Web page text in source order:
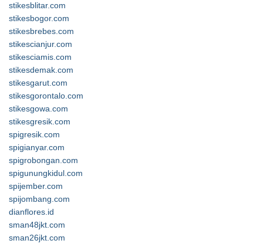
stikesblitar.com
stikesbogor.com
stikesbrebes.com
stikescianjur.com
stikesciamis.com
stikesdemak.com
stikesgarut.com
stikesgorontalo.com
stikesgowa.com
stikesgresik.com
spigresik.com
spigianyar.com
spigrobongan.com
spigunungkidul.com
spijember.com
spijombang.com
dianflores.id
sman48jkt.com
sman26jkt.com